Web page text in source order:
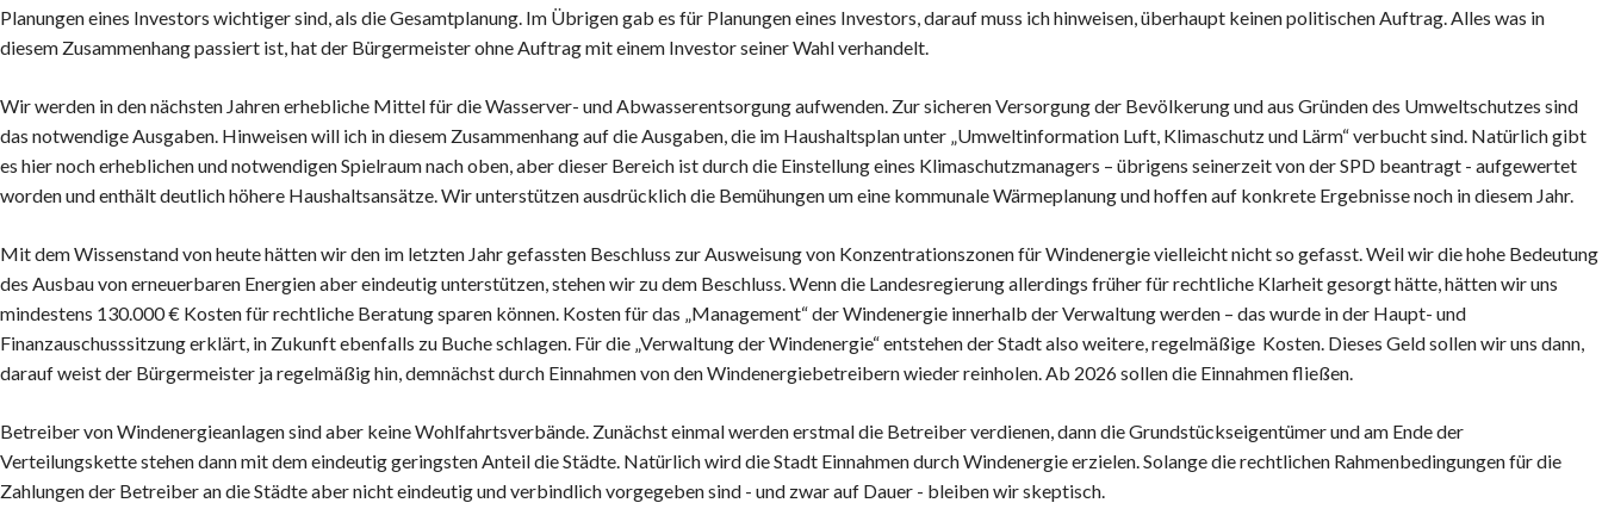
Planungen eines Investors wichtiger sind, als die Gesamtplanung. Im Übrigen gab es für Planungen eines Investors, darauf muss ich hinweisen, überhaupt keinen politischen Auftrag. Alles was in
diesem Zusammenhang passiert ist, hat der Bürgermeister ohne Auftrag mit einem Investor seiner Wahl verhandelt.
Wir werden in den nächsten Jahren erhebliche Mittel für die Wasserver- und Abwasserentsorgung aufwenden. Zur sicheren Versorgung der Bevölkerung und aus Gründen des Umweltschutzes sind
das notwendige Ausgaben. Hinweisen will ich in diesem Zusammenhang auf die Ausgaben, die im Haushaltsplan unter „Umweltinformation Luft, Klimaschutz und Lärm“ verbucht sind. Natürlich gibt
es hier noch erheblichen und notwendigen Spielraum nach oben, aber dieser Bereich ist durch die Einstellung eines Klimaschutzmanagers – übrigens seinerzeit von der SPD beantragt - aufgewertet
worden und enthält deutlich höhere Haushaltsansätze. Wir unterstützen ausdrücklich die Bemühungen um eine kommunale Wärmeplanung und hoffen auf konkrete Ergebnisse noch in diesem Jahr.
Mit dem Wissenstand von heute hätten wir den im letzten Jahr gefassten Beschluss zur Ausweisung von Konzentrationszonen für Windenergie vielleicht nicht so gefasst. Weil wir die hohe Bedeutung
des Ausbau von erneuerbaren Energien aber eindeutig unterstützen, stehen wir zu dem Beschluss. Wenn die Landesregierung allerdings früher für rechtliche Klarheit gesorgt hätte, hätten wir uns
mindestens 130.000 € Kosten für rechtliche Beratung sparen können. Kosten für das „Management“ der Windenergie innerhalb der Verwaltung werden – das wurde in der Haupt- und
Finanzauschusssitzung erklärt, in Zukunft ebenfalls zu Buche schlagen. Für die „Verwaltung der Windenergie“ entstehen der Stadt also weitere, regelmäßige Kosten. Dieses Geld sollen wir uns dann,
darauf weist der Bürgermeister ja regelmäßig hin, demnächst durch Einnahmen von den Windenergiebetreibern wieder reinholen. Ab 2026 sollen die Einnahmen fließen.
Betreiber von Windenergieanlagen sind aber keine Wohlfahrtsverbände. Zunächst einmal werden erstmal die Betreiber verdienen, dann die Grundstückseigentümer und am Ende der
Verteilungskette stehen dann mit dem eindeutig geringsten Anteil die Städte. Natürlich wird die Stadt Einnahmen durch Windenergie erzielen. Solange die rechtlichen Rahmenbedingungen für die
Zahlungen der Betreiber an die Städte aber nicht eindeutig und verbindlich vorgegeben sind - und zwar auf Dauer - bleiben wir skeptisch.